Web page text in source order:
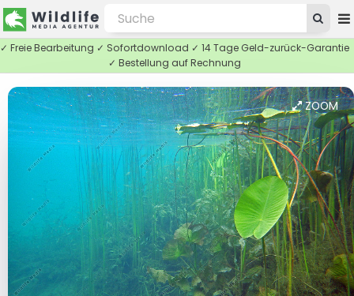
✓ Freie Bearbeitung ✓ Sofortdownload ✓ 14 Tage Geld-zurück-Garantie
✓ Bestellung auf Rechnung
ZOOM